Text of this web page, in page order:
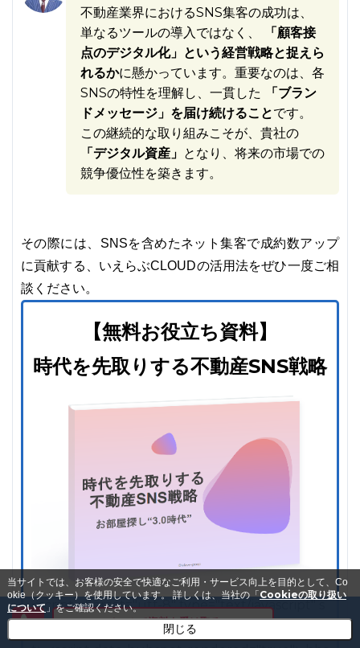
不動産業界におけるSNS集客の成功は、
単なるツールの導入ではなく、
「顧客接
点のデジタル化」という経営戦略と捉えら
れるかに懸かっています。重要なのは、各
SNSの特性を理解し、一貫した
「ブラン
ドメッセージ」を届け続けることです。
この継続的な取り組みこそが、貴社の
「デジタル資産」 となり、将来の市場での
競争優位性を築きます。
その際には、SNSを含めたネット集客で成約数アップ
に貢献する、いえらぶCLOUDの活用法をぜひ一度ご相
談ください。
【無料お役立ち資料】
時代を先取りする不動産SNS戦略
<script charset="utf-8" type="text/javascript" s
rc="//js.hsforms.net/forms/embed/v2.js"></scrip
メールで資料を受け取る
当サイトでは、お客様の安全で快適なご利用・サービス向上を目的として、Co
okie（クッキー）を使用しています。詳しくは、当社の「Cookieの取り扱い
について 」をご確認ください。
閉じる